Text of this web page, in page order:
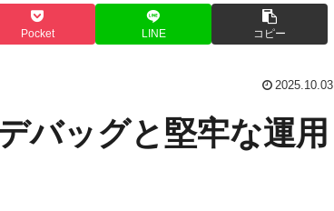
Pocket LINE コピー
2025.10.03
バッグと堅牢な運用